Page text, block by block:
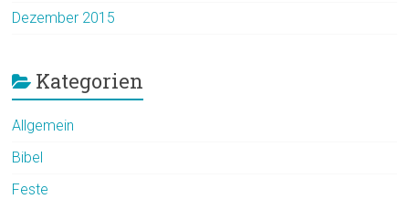
Dezember 2015
Kategorien
Allgemein
Bibel
Feste